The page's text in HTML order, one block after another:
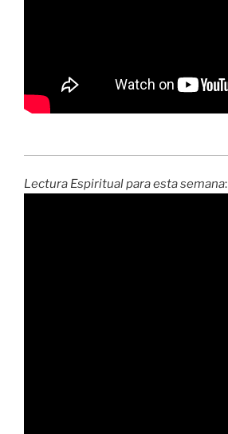
Lectura Espiritual para esta semana: